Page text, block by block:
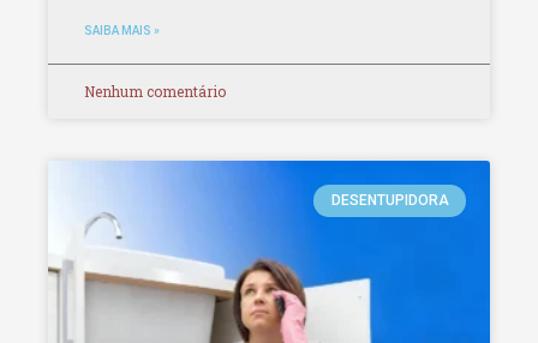
SAIBA MAIS »
Nenhum comentário
DESENTUPIDORA